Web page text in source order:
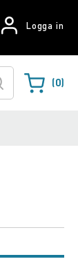
Logga in
Varukorgen
0